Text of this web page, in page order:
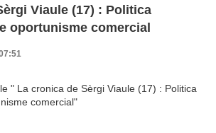
Viaule (17) : Politica
oportunisme comercial